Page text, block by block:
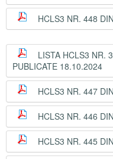
HCLS3 NR. 448
LISTA HCLS3 NR.
PUBLICATE 18.10.2024
HCLS3 NR. 447
HCLS3 NR. 446
HCLS3 NR. 445